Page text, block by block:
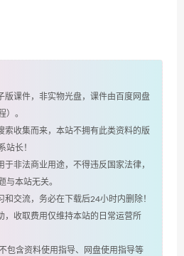
版课件，非实物光盘，课件由百度网盘
）。
索收集而来，本站不拥有此类资料的版
站长！
于非法商业用途，不得违反国家法律，
与本站无关。
和交流，务必在下载后24小时内删除！
，收取费用仅维持本站的日常运营所
包含资料使用指导、网盘使用指导等